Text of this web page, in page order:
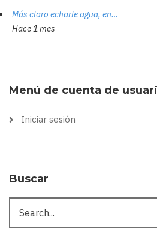
Más claro echarle agua, en…
Hace 1 mes
Menú de cuenta de
Iniciar sesión
Buscar